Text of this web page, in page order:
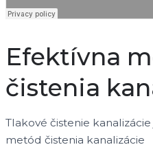
Efektívna
čistenia
Tlakové čistenie
metód čistenia kanalizácie